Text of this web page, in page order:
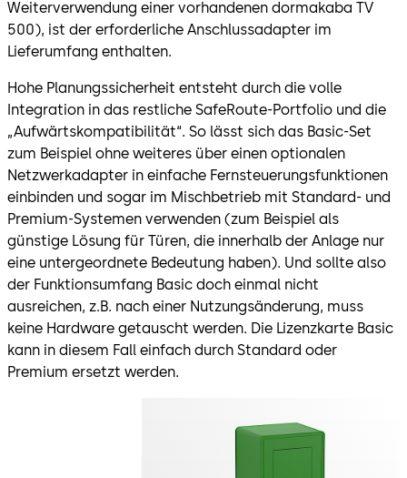
Weiterverwendung einer vorhandenen dormakaba TV
500), ist der erforderliche Anschlussadapter im
Lieferumfang enthalten.
Hohe Planungssicherheit entsteht durch die volle
Integration in das restliche SafeRoute-Portfolio und die
„Aufwärtskompatibilität“. So lässt sich das Basic-Set
zum Beispiel ohne weiteres über einen optionalen
Netzwerkadapter in einfache Fernsteuerungsfunktionen
einbinden und sogar im Mischbetrieb mit Standard- und
Premium-Systemen verwenden (zum Beispiel als
günstige Lösung für Türen, die innerhalb der Anlage nur
eine untergeordnete Bedeutung haben). Und sollte also
der Funktionsumfang Basic doch einmal nicht
ausreichen, z.B. nach einer Nutzungsänderung, muss
keine Hardware getauscht werden. Die Lizenzkarte Basic
kann in diesem Fall einfach durch Standard oder
Premium ersetzt werden.